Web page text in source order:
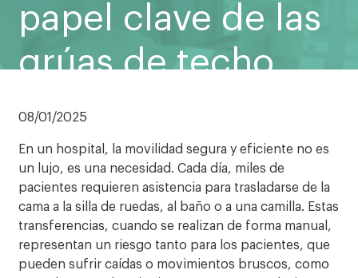
papel clave de las
grúas de techo
08/01/2025
En un hospital, la movilidad segura y eficiente no es
un lujo, es una necesidad. Cada día, miles de
pacientes requieren asistencia para trasladarse de la
cama a la silla de ruedas, al baño o a una camilla. Estas
transferencias, cuando se realizan de forma manual,
representan un riesgo tanto para los pacientes, que
pueden sufrir caídas o movimientos bruscos, como